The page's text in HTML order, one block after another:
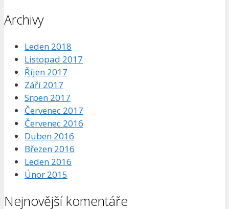
Archivy
Leden 2018
Listopad 2017
Říjen 2017
Září 2017
Srpen 2017
Červenec 2017
Červenec 2016
Duben 2016
Březen 2016
Leden 2016
Únor 2015
Nejnovější komentáře